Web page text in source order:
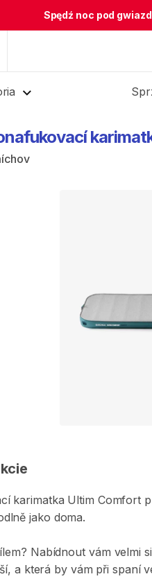
Spędź noc pod
karimatka Ultim Comfort
jako doma.
Nabídnout vám velmi
​,​ a která by vám při spaní